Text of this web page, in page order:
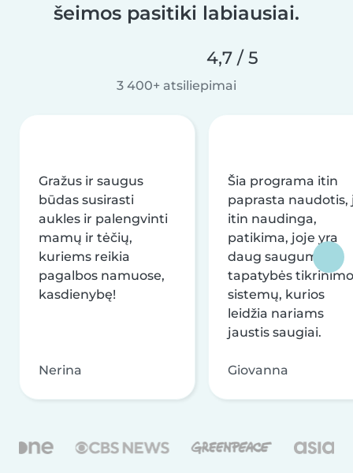
šeimos pasitiki labiausiai.
4,7 / 5
3 400+ atsiliepimai
Gražus ir saugus
būdas susirasti
aukles ir palengvinti
mamų ir tėčių,
kuriems reikia
pagalbos namuose,
kasdienybę!
Nerina
Šia programa itin
paprasta naudotis,
itin naudinga,
patikima, joje yra
daug saugumo ir
tapatybės tikrinimo
sistemų, kurios
leidžia nariams
jaustis saugiai.
Giovanna